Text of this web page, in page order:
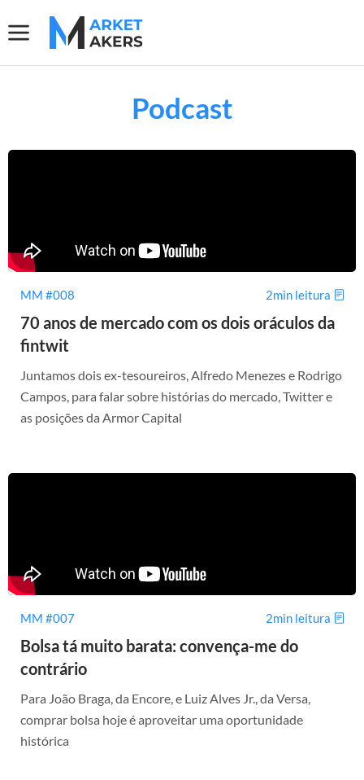
Podcast
MM #008 2min leitura
70 anos de mercado com os dois oráculos da
fintwit
Juntamos dois ex-tesoureiros, Alfredo Menezes e Rodrigo
Campos, para falar sobre histórias do mercado, Twitter e
as posições da Armor Capital
MM #007 2min leitura
Bolsa tá muito barata: convença-me do
contrário
Para João Braga, da Encore, e Luiz Alves Jr., da Versa,
comprar bolsa hoje é aproveitar uma oportunidade
histórica